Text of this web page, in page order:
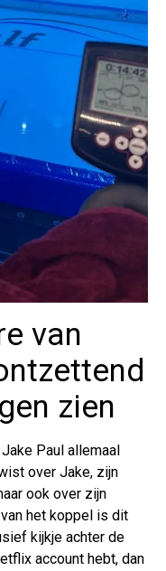
van
zien
Paul allemaal
over Jake, zijn
ook over zijn
het koppel is dit
kijkje achter de
account hebt, dan